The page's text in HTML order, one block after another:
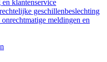
klantenservice
geschillenbeslechting
meldingen en